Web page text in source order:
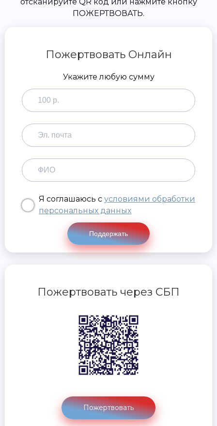
ПОЖЕРТВОВАТЬ.
Пожертвовать Онлайн
Укажите любую сумму
Я соглашаюсь с условиями обработки
персональных данных
Поддержать
Пожертвовать через СБП
Пожертвовать